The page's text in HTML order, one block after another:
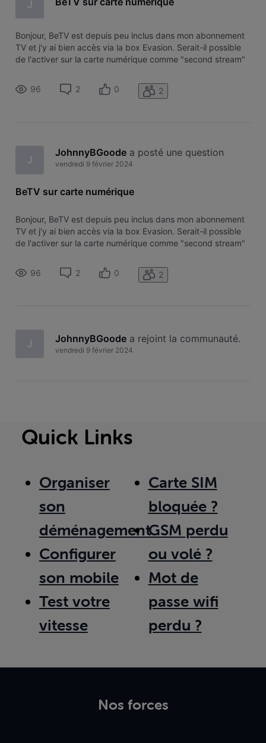
J
Bonjour, BeTV est depuis peu inclus dans mon abonnement
TV et j'y ai bien accès via la box Evasion. Serait-il possible
de l'activer sur la carte numérique comme "second stream"
96
2 0 2
J
JohnnyBGoode a posté une question
vendredi 9 février 2024
BeTV sur carte numérique
Bonjour, BeTV est depuis peu inclus dans mon abonnement
TV et j'y ai bien accès via la box Evasion. Serait-il possible
de l'activer sur la carte numérique comme "second stream"
96
2 0 2
J JohnnyBGoode a rejoint la communauté.
vendredi 9 février 2024
Quick Links
Organiser
son
déménagement
Configurer
son mobile
Test votre
vitesse
Carte SIM
bloquée ?
GSM perdu
ou volé ?
Mot de
passe wifi
perdu ?
Nos forces